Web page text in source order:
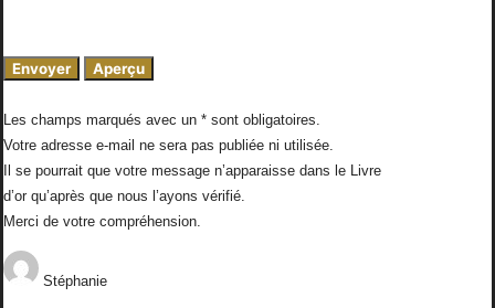
Les champs marqués avec un * sont obligatoires.
Votre adresse e-mail ne sera pas publiée ni utilisée.
Il se pourrait que votre message n’apparaisse dans le Livre
d’or qu’après que nous l’ayons vérifié.
Merci de votre compréhension.
Stéphanie